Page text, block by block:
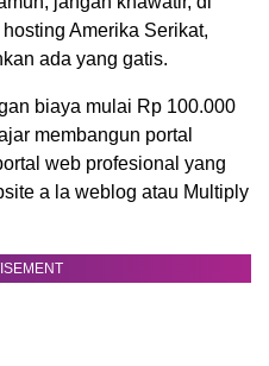
Amerika Serikat,
ada yang gatis.
biaya mulai Rp 100.000
membangun portal
web profesional yang
a la weblog atau Multiply